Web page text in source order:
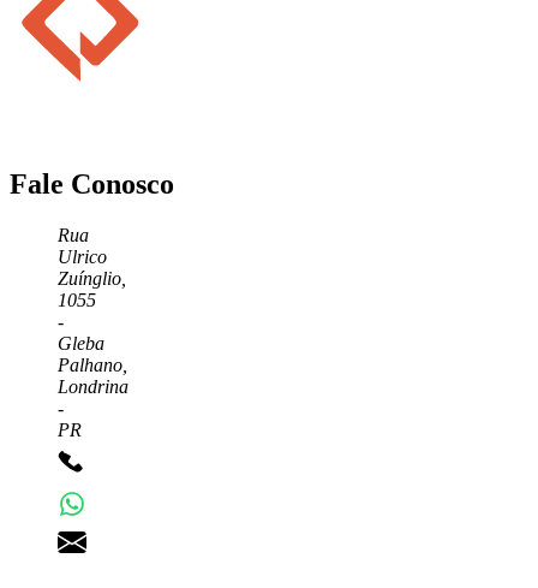
Fale Conosco
Rua
Ulrico
Zuínglio,
1055
-
Gleba
Palhano,
Londrina
-
PR